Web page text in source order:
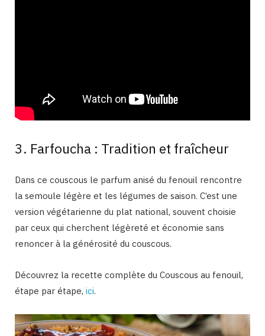
3. Farfoucha : Tradition et fraîcheur
Dans ce couscous le parfum anisé du fenouil rencontre
la semoule légère et les légumes de saison. C’est une
version végétarienne du plat national, souvent choisie
par ceux qui cherchent légèreté et économie sans
renoncer à la générosité du couscous.
Découvrez la recette complète du Couscous au fenouil,
étape par étape, ici.